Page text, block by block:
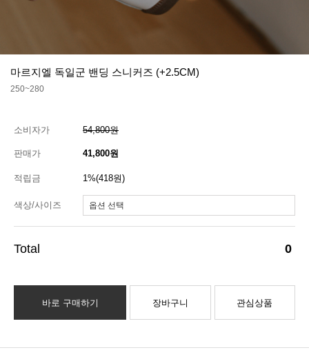
마르지엘 독일군 밴딩 스니커즈 (+2.5CM)
250~280
소비자가 54,800원
판매가 41,800원
적립금 1%(418원)
색상/사이즈
0
바로 구매하기 장바구니 관심상품